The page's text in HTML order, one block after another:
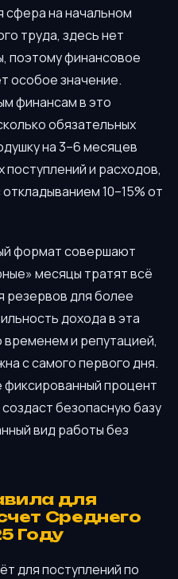
сфера на начальном
труда, здесь нет
поэтому финансовое
особое значение.
финансам в это
обязательных
на 3–6 месяцев
поступлений и расходов,
10–15% от
формат совершают
месяцы тратят всё
резервов для более
дохода в эта
и репутацией,
с самого первого дня.
процент
безопасную базу
вид работы без
для
Среднего
Году
для поступлений по